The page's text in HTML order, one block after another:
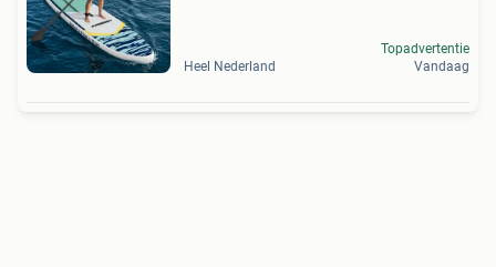
Heel Nederland
Topadvertentie
Vandaag